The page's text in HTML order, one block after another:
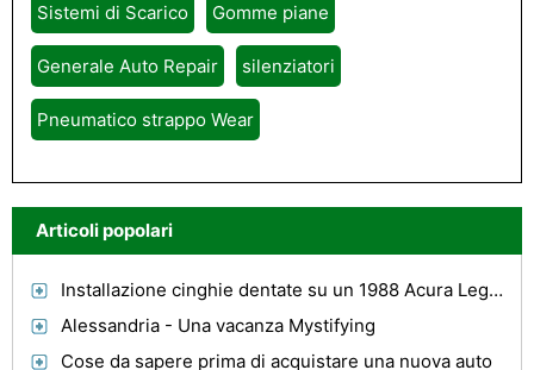
Sistemi di Scarico Gomme piane
Generale Auto Repair silenziatori
Pneumatico strappo Wear
Articoli popolari
Installazione cinghie dentate su un 1988 Acura Legend
Alessandria - Una vacanza Mystifying
Cose da sapere prima di acquistare una nuova auto